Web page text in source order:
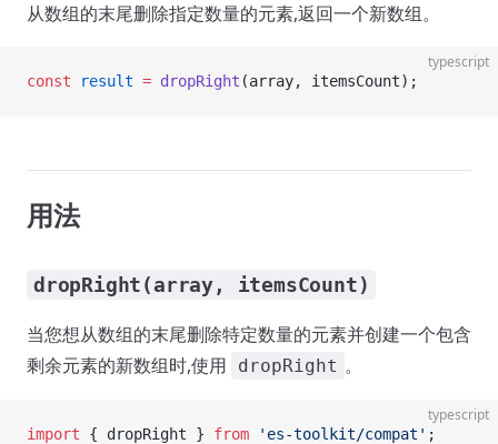
从数组的末尾删除指定数量的元素,返回一个新数组。
typescript
const result = dropRight (array, itemsCount);
用法
dropRight(array, itemsCount)
当您想从数组的末尾删除特定数量的元素并创建一个包含
剩余元素的新数组时,使用
dropRight 。
typescript
import { dropRight } from 'es-toolkit/compat' ;